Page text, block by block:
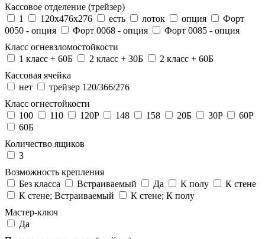
Кассовое отделение (трейзер)
1
120х476х276 есть лоток опция
Форт
0050 - опция
Форт 0068 - опция
Форт 0085 - опция
Класс огневзломостойкости
1 класс + 60Б
2 класс + 30Б
2 класс + 60Б
Кассовая ячейка
нет
трейзер 120/366/276
Класс огнестойкости
100
110 120P 148 158 20Б 30P
60P
60Б
Количество ящиков
3
Возможность крепления
Без класса
Встраиваемый Да К полу
К стене
К стене; Встраиваемый
К стене; К полу
Мастер-ключ
Да